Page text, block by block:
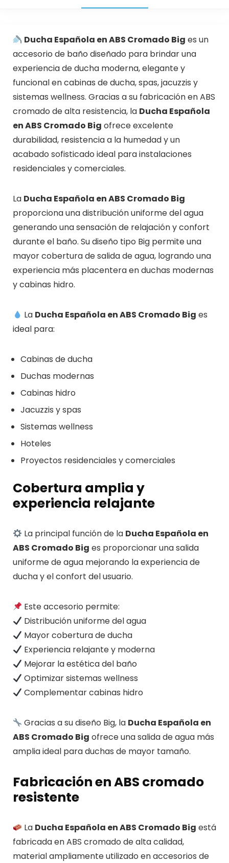
Ducha Española en ABS Cromado Big es un
accesorio de baño diseñado para brindar una
experiencia de ducha moderna, elegante y
funcional en cabinas de ducha, spas, jacuzzis y
sistemas wellness. Gracias a su fabricación en ABS
cromado de alta resistencia, la Ducha Española
en ABS Cromado Big ofrece excelente
durabilidad, resistencia a la humedad y un
acabado sofisticado ideal para instalaciones
residenciales y comerciales.
La Ducha Española en ABS Cromado Big
proporciona una distribución uniforme del agua
generando una sensación de relajación y confort
durante el baño. Su diseño tipo Big permite una
mayor cobertura de salida de agua, logrando una
experiencia más placentera en duchas modernas
y cabinas hidro.
La Ducha Española en ABS Cromado Big es
ideal para:
Cabinas de ducha
Duchas modernas
Cabinas hidro
Jacuzzis y spas
Sistemas wellness
Hoteles
Proyectos residenciales y comerciales
Cobertura amplia y
experiencia relajante
La principal función de la Ducha Española en
ABS Cromado Big es proporcionar una salida
uniforme de agua mejorando la experiencia de
ducha y el confort del usuario.
Este accesorio permite:
Distribución uniforme del agua
Mayor cobertura de ducha
Experiencia relajante y moderna
Mejorar la estética del baño
Optimizar sistemas wellness
Complementar cabinas hidro
Gracias a su diseño Big, la Ducha Española en
ABS Cromado Big ofrece una salida de agua más
amplia ideal para duchas de mayor tamaño.
Fabricación en ABS cromado
resistente
La Ducha Española en ABS Cromado Big está
fabricada en ABS cromado de alta calidad,
material ampliamente utilizado en accesorios de